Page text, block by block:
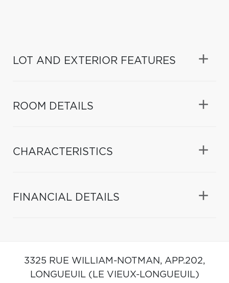
LOT AND EXTERIOR FEATURES
ROOM DETAILS
CHARACTERISTICS
FINANCIAL DETAILS
3325 RUE WILLIAM-NOTMAN, APP.202,
LONGUEUIL (LE VIEUX-LONGUEUIL)